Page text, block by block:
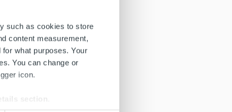
such as cookies to store
content measurement,
what purposes. Your
You can change or
icon.
section